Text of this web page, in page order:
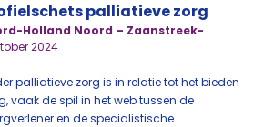
palliatieve zorg
Holland Noord – Zaanstreek-
2024
palliatieve zorg is in relatie tot het bieden
vaak de spil in het web tussen de
en de specialistische